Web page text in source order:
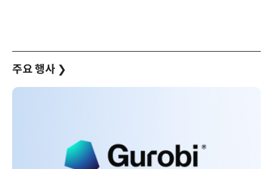
주요 행사 ❯